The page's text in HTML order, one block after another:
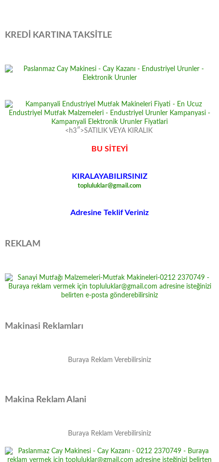
KREDİ KARTINA TAKSİTLE
<h3″>SATILIK VEYA KIRALIK
BU SİTEYİ
KIRALAYABILIRSINIZ
topluluklar@gmail.com
Adresine Teklif Veriniz
REKLAM
Makinasi Reklamları
Buraya Reklam Verebilirsiniz
Makina Reklam Alani
Buraya Reklam Verebilirsiniz